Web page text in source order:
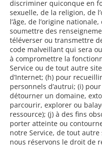
discriminer quiconque en
sexuelle, de la religion, de
l’âge, de l’origine
soumettre des
téléverser ou transmettre
code malveillant qui sera
à compromettre la
Service ou de tout autre
d’Internet; (h) pour
personnels d’autrui; (i)
détourner un domaine,
parcourir, explorer ou
ressource); (j) à des fins
porter atteinte ou
notre Service, de tout autre
nous réservons le droit de